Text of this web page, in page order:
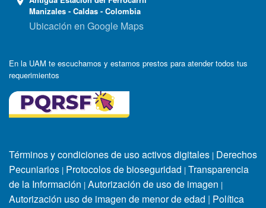
Manizales - Caldas - Colombia
Ubicación en Google Maps
En la UAM te escuchamos y estamos prestos para atender todos tus
requerimientos
Términos y condiciones de uso activos digitales | Derechos
Pecuniarios | Protocolos de bioseguridad | Transparencia
de la Información | Autorización de uso de imagen |
Autorización uso de imagen de menor de edad | Política